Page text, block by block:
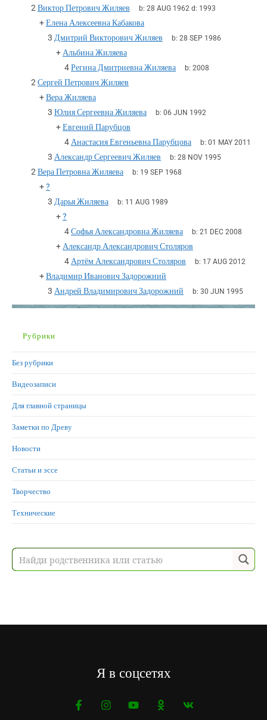
2 Виктор Петрович Жиляев b: 28 AUG 1962d: 1993
+Елена Алексеевна Кабакова
3 Дмитрий Викторович Жиляев b: 28 SEP 1986
+ Альбина Жиляева
4Регина Дмитриевна Жиляева b: 2008
2 Сергей Петрович Жиляев
+Вера Жиляева
3 Юлия Сергеевна Жиляева b: 06 JUN 1992
+Евгений Парубцов
4 Анастасия Евгеньевна Парубцова b: 01 MAY 2011
3 Александр Сергеевич Жиляев b: 28 NOV 1995
2 Вера Петровна Жиляева b: 19 SEP 1968
+?
3 Дарья Жиляева b: 11 AUG 1989
+?
4Софья Александровна Жиляева b: 21 DEC 2008
+ Александр Александрович Столяров
4 Артём Александрович Столяров b: 17 AUG 2012
+Владимир Иванович Задорожний
3 Андрей Владимирович Задорожний b: 30 JUN 1995
Рубрики
Без рубрики
Видеозаписи
Для главной страницы
Заметки по Древу
Новости
Статьи и эссе
Творчество
Технические
Я в соцсетях